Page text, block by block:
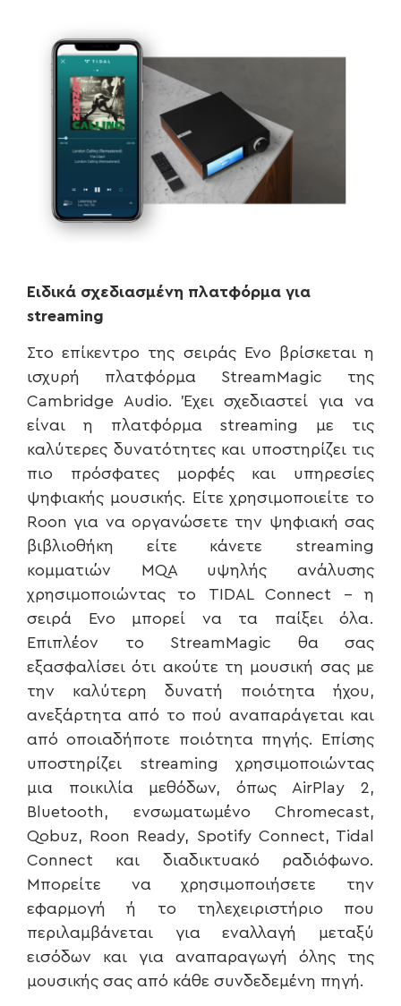
Eιδικά σχεδιασμένη πλατφόρμα για
streaming
Στο επίκεντρο της σειράς Evo βρίσκεται η
ισχυρή πλατφόρμα StreamMagic της
Cambridge Audio. Έχει σχεδιαστεί για να
είναι η πλατφόρμα streaming με τις
καλύτερες δυνατότητες και υποστηρίζει τις
πιο πρόσφατες μορφές και υπηρεσίες
ψηφιακής μουσικής. Είτε χρησιμοποιείτε το
Roon για να οργανώσετε την ψηφιακή σας
βιβλιοθήκη είτε κάνετε streaming
κομματιών MQA υψηλής ανάλυσης
χρησιμοποιώντας το TIDAL Connect – η
σειρά Evo μπορεί να τα παίξει όλα.
Επιπλέον το StreamMagic θα σας
εξασφαλίσει ότι ακούτε τη μουσική σας με
την καλύτερη δυνατή ποιότητα ήχου,
ανεξάρτητα από το πού αναπαράγεται και
από οποιαδήποτε ποιότητα πηγής. Eπίσης
υποστηρίζει streaming χρησιμοποιώντας
μια ποικιλία μεθόδων, όπως AirPlay 2,
Bluetooth, ενσωματωμένο Chromecast,
Qobuz, Roon Ready, Spotify Connect, Tidal
Connect και διαδικτυακό ραδιόφωνο.
Μπορείτε να χρησιμοποιήσετε την
εφαρμογή ή το τηλεχειριστήριο που
περιλαμβάνεται για εναλλαγή μεταξύ
εισόδων και για αναπαραγωγή όλης της
μουσικής σας από κάθε συνδεδεμένη πηγή.